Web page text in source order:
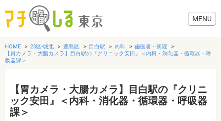
グルメ
HOME 23区-城北 豊島区 目白駅 内科
歯医者・病院
【胃カメラ・大腸カメラ】目白駅の『クリニック安田』＜内科・消化器・循環器・呼
吸器課＞
【胃カメラ・大腸カメラ】目白駅の『クリニ
ック安田』＜内科・消化器・循環器・呼吸器
課＞